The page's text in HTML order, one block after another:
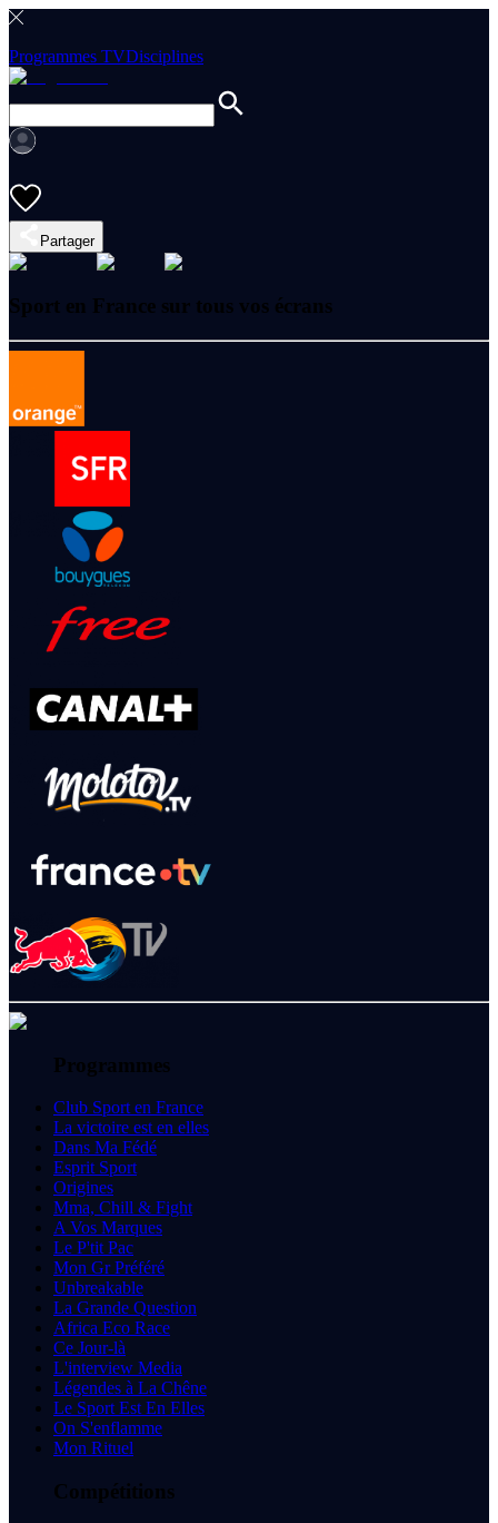
Programmes TVDisciplines
Partager
Sport en France sur tous vos écrans
Programmes
Club Sport en France
La victoire est en elles
Dans Ma Fédé
Esprit Sport
Origines
Mma, Chill & Fight
A Vos Marques
Le P'tit Pac
Mon Gr Préféré
Unbreakable
La Grande Question
Africa Eco Race
Ce Jour-là
L'interview Media
Légendes à La Chêne
Le Sport Est En Elles
On S'enflamme
Mon Rituel
Compétitions